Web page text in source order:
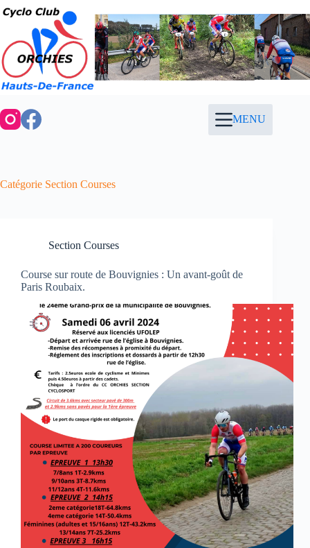
Passer
au
contenu
MENU
Catégorie Section Courses
Section Courses
Course sur route de Bouvignies : Un avant-goût de
Paris Roubaix.